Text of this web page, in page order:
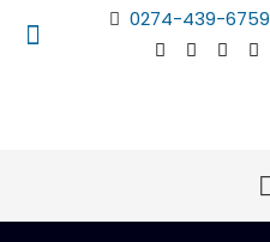
0274-439-6759